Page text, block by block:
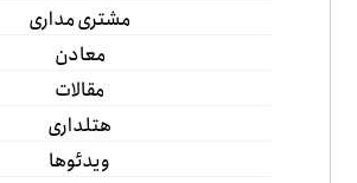
مشتری مداری
معادن
مقالات
هتلداری
ویدئوها